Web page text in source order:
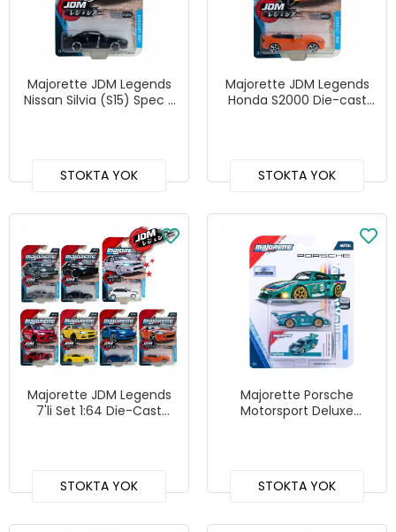
Majorette JDM Legends
Nissan Silvia (S15) Spec R
STOKTA YOK
Majorette JDM Legends
Honda S2000 Die-cast
STOKTA YOK
Majorette JDM Legends
7'li Set 1:64 Die-Cast
STOKTA YOK
Majorette Porsche
Motorsport Deluxe
STOKTA YOK